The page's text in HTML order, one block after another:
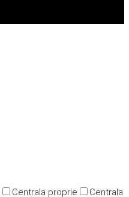
Centrala proprie
Centrala